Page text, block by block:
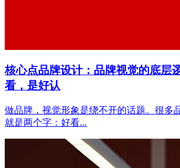
核心点品牌设计：品牌视觉的底层
看，是好认
做品牌，视觉形象是绕不开的话题。很多
就是两个字：好看...